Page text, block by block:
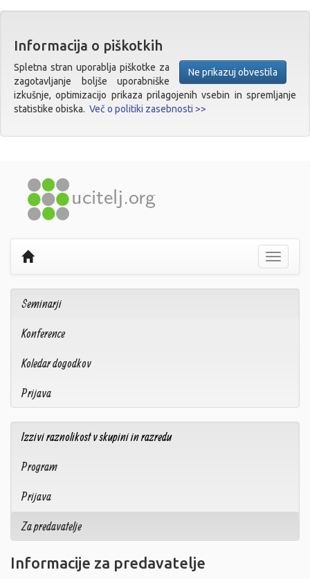
Informacija o piškotkih
Ne prikazuj obvestila
Spletna stran uporablja piškotke za
zagotavljanje boljše uporabniške
izkušnje, optimizacijo prikaza prilagojenih vsebin in spremljanje
statistike obiska. Več o politiki zasebnosti >>
Prikaži
Seminarji
Konference
Koledar dogodkov
Prijava
Izzivi raznolikost v skupini in razredu
Program
Prijava
Za predavatelje
Informacije za predavatelje